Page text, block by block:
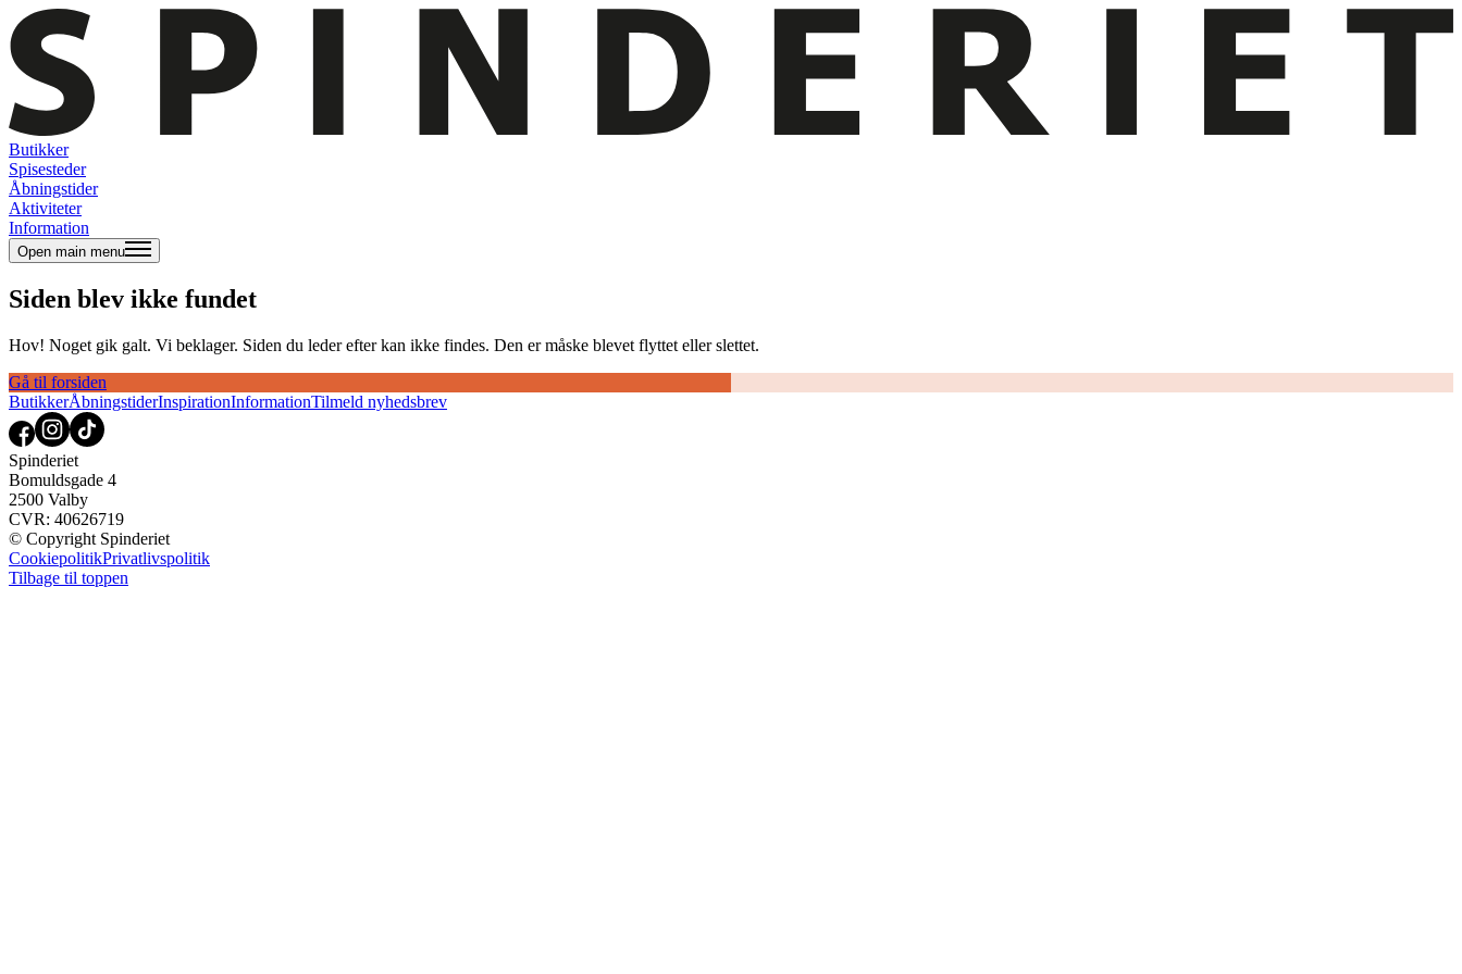
Butikker
Spisesteder
Åbningstider
Aktiviteter
Information
Open main menu
Siden blev ikke fundet
Hov! Noget gik galt. Vi beklager. Siden du leder efter kan ikke findes. Den er måske blevet flyttet eller slettet.
Gå til forsiden
ButikkerÅbningstiderInspirationInformationTilmeld nyhedsbrev
Spinderiet
Bomuldsgade 4
2500 Valby
CVR: 40626719
© Copyright Spinderiet
CookiepolitikPrivatlivspolitik
Tilbage til toppen